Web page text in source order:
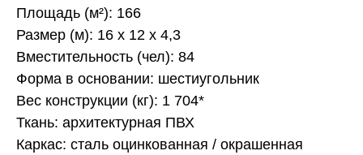
Площадь (м²): 166
Размер (м): 16 х 12 х 4,3
Вместительность (чел): 84
Форма в основании: шестиугольник
Вес конструкции (кг): 1 704*
Ткань: архитектурная ПВХ
Каркас: сталь оцинкованная / окрашенная